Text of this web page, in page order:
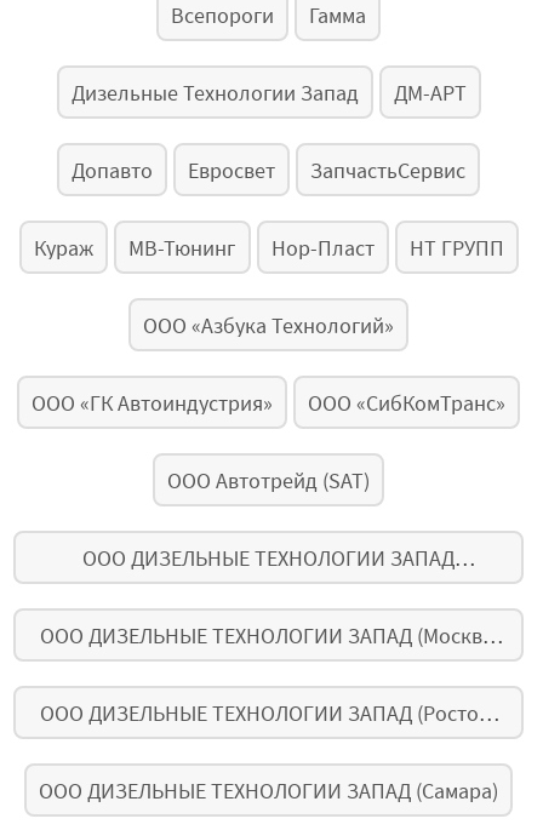
Всепороги Гамма
Дизельные Технологии Запад ДМ-АРТ
Допавто Евросвет ЗапчастьСервис
Кураж МВ-Тюнинг Нор-Пласт НТ ГРУПП
ООО «Азбука Технологий»
ООО «ГК Автоиндустрия» ООО «СибКомТранс»
ООО Автотрейд (SAT)
ООО ДИЗЕЛЬНЫЕ ТЕХНОЛОГИИ ЗАПАД
(Краснодар)
ООО ДИЗЕЛЬНЫЕ ТЕХНОЛОГИИ ЗАПАД (Москва,
основной)
ООО ДИЗЕЛЬНЫЕ ТЕХНОЛОГИИ ЗАПАД (Ростов-
на-Дону, основной)
ООО ДИЗЕЛЬНЫЕ ТЕХНОЛОГИИ ЗАПАД (Самара)